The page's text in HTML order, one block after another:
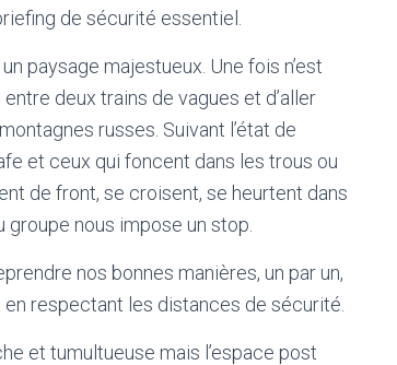
de sécurité essentiel.
paysage majestueux. Une fois n’est
deux trains de vagues et d’aller
russes. Suivant l’état de
et ceux qui foncent dans les trous ou
de front, se croisent, se heurtent dans
nous impose un stop.
nos bonnes manières, un par un,
respectant les distances de sécurité.
et tumultueuse mais l’espace post